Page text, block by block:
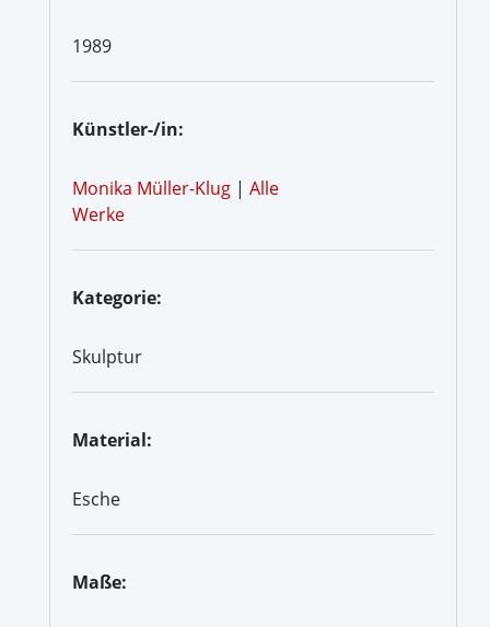
1989
Künstler-/in:
Monika Müller-Klug | Alle
Werke
Kategorie:
Skulptur
Material:
Esche
Maße: